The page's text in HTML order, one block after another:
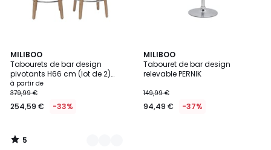
MILIBOO
Tabourets de bar design
pivotants H66 cm (lot de 2)
BECK
à partir de
379,99 €
254,59 € -33%
5
/
5
2
Couleurs
5
/
MILIBOO
Tabouret de bar design
relevable PERNIK
149,99 €
94,49 € -37%